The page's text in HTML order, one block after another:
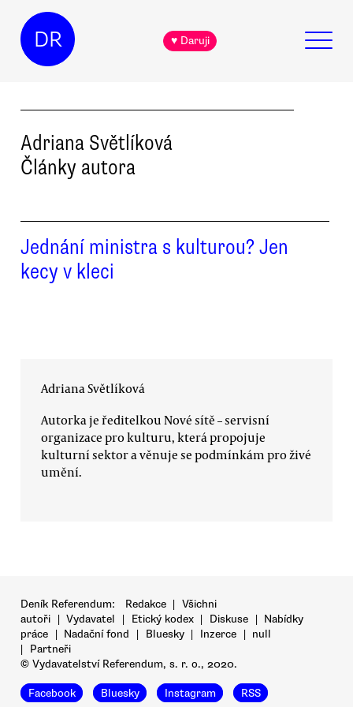
DR ♥ Daruji
Adriana Světlíková
Články autora
Jednání ministra s kulturou? Jen
kecy v kleci
Adriana Světlíková
Autorka je ředitelkou Nové sítě – servisní
organizace pro kulturu, která propojuje
kulturní sektor a věnuje se podmínkám pro živé
umění.
Deník Referendum: Redakce | Všichni
autoři | Vydavatel | Etický kodex | Diskuse | Nabídky
práce | Nadační fond | Bluesky | Inzerce | null
|
Partneři
© Vydavatelství Referendum, s. r. o., 2020.
Facebook Bluesky Instagram RSS